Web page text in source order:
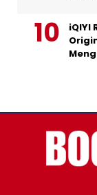
iQIYI